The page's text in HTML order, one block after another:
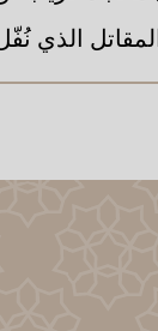
الذي